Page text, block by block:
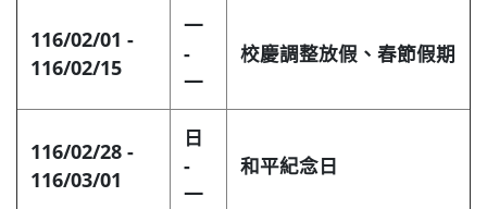
116/02/01 -
116/02/15
一
-
一
校慶調整放假、春節假期
116/02/28 -
116/03/01
日
-
一
和平紀念日